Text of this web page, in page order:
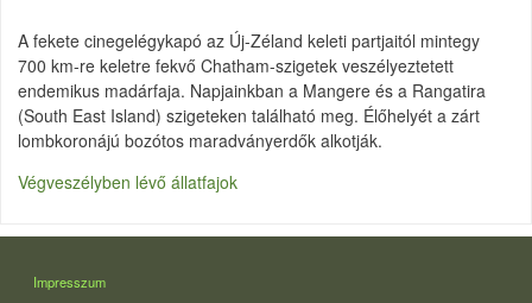
A fekete cinegelégykapó az Új-Zéland keleti partjaitól mintegy
700 km-re keletre fekvő Chatham-szigetek veszélyeztetett
endemikus madárfaja. Napjainkban a Mangere és a Rangatira
(South East Island) szigeteken található meg. Élőhelyét a zárt
lombkoronájú bozótos maradványerdők alkotják.
Végveszélyben lévő állatfajok
LÁBLÉC
Impresszum